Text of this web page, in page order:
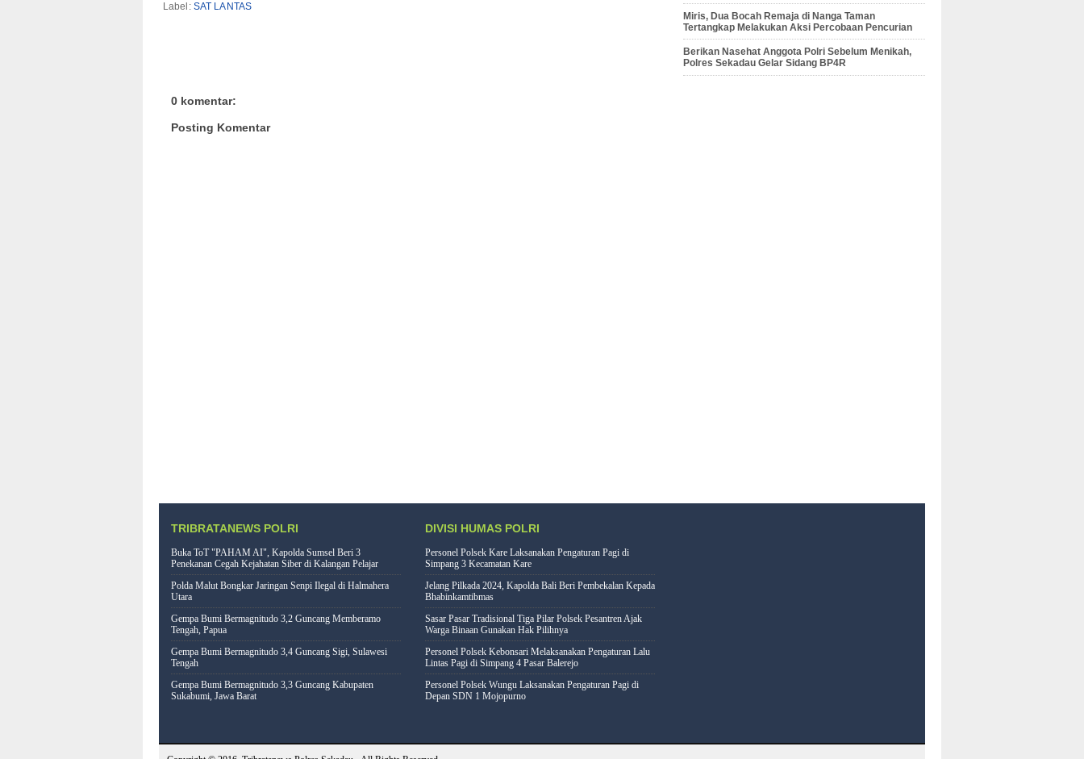
Label: SAT LANTAS
0 komentar:
Posting Komentar
Miris, Dua Bocah Remaja di Nanga Taman
Tertangkap Melakukan Aksi Percobaan Pencurian
Berikan Nasehat Anggota Polri Sebelum Menikah,
Polres Sekadau Gelar Sidang BP4R
TRIBRATANEWS POLRI
Buka ToT "PAHAM AI", Kapolda Sumsel Beri 3
Penekanan Cegah Kejahatan Siber di Kalangan Pelajar
Polda Malut Bongkar Jaringan Senpi Ilegal di Halmahera
Utara
Gempa Bumi Bermagnitudo 3,2 Guncang Memberamo
Tengah, Papua
Gempa Bumi Bermagnitudo 3,4 Guncang Sigi, Sulawesi
Tengah
Gempa Bumi Bermagnitudo 3,3 Guncang Kabupaten
Sukabumi, Jawa Barat
DIVISI HUMAS POLRI
Personel Polsek Kare Laksanakan Pengaturan Pagi di
Simpang 3 Kecamatan Kare
Jelang Pilkada 2024, Kapolda Bali Beri Pembekalan Kepada
Bhabinkamtibmas
Sasar Pasar Tradisional Tiga Pilar Polsek Pesantren Ajak
Warga Binaan Gunakan Hak Pilihnya
Personel Polsek Kebonsari Melaksanakan Pengaturan Lalu
Lintas Pagi di Simpang 4 Pasar Balerejo
Personel Polsek Wungu Laksanakan Pengaturan Pagi di
Depan SDN 1 Mojopurno